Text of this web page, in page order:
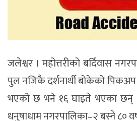
जलेश्वर । महोत्तरीको बर्दिवास
पुल नजिकै दर्शनार्थी बोकेको
भएको छ भने १६ घाइते भएका छन्
धनुषाधाम नगरपालिका–२ बस्ने ८०